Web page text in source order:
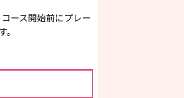
ース開始前にプレー
。